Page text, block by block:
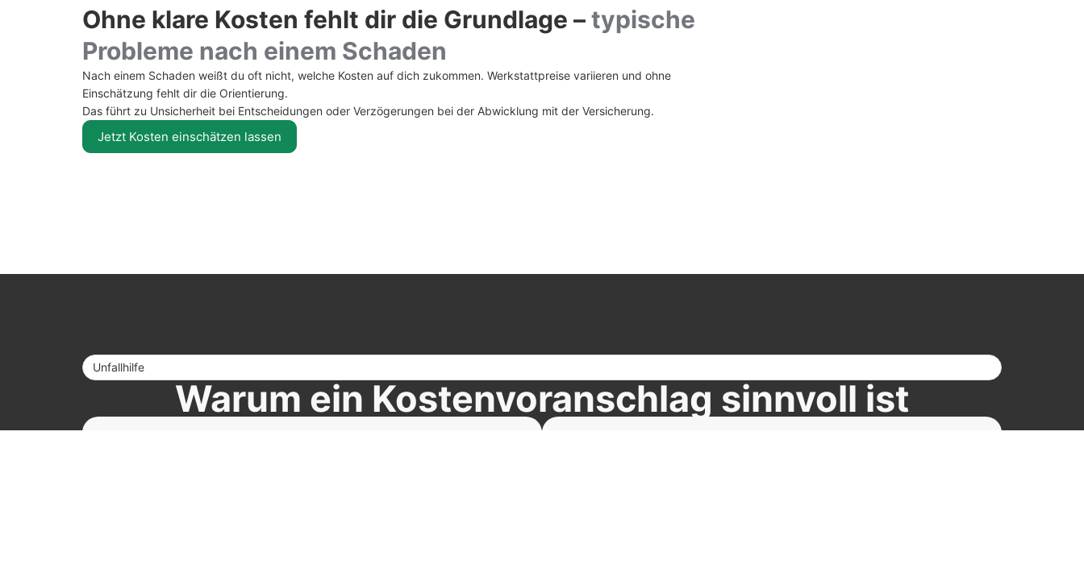
Ohne klare Kosten fehlt dir die Grundlage –typische
Probleme nach einem Schaden
Nach einem Schaden weißt du oft nicht, welche Kosten auf dich zukommen. Werkstattpreise variieren und ohne
Einschätzung fehlt dir die Orientierung.
Das führt zu Unsicherheit bei Entscheidungen oder Verzögerungen bei der Abwicklung mit der Versicherung.
Jetzt Kosten einschätzen lassen
Unfallhilfe
Warum ein Kostenvoranschlag sinnvoll ist